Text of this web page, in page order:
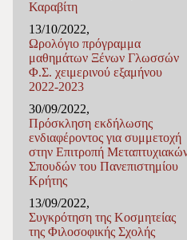
Καραβίτη
13/10/2022,
Ωρολόγιο πρόγραμμα
μαθημάτων Ξένων Γλωσσών
Φ.Σ. χειμερινού εξαμήνου
2022-2023
30/09/2022,
Πρόσκληση εκδήλωσης
ενδιαφέροντος για συμμετοχή
στην Επιτροπή
Σπουδών του Πανεπιστημίου
Κρήτης
13/09/2022,
Συγκρότηση της Κοσμητείας
της Φιλοσοφικής Σχολής